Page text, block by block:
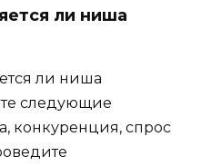
ли ниша
ли ниша
следующие
конкуренция, спрос